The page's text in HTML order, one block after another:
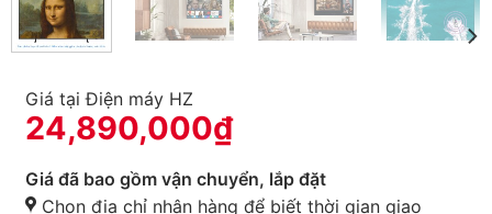
Giá tại Điện máy HZ
24,890,000₫
Giá đã bao gồm vận chuyển, lắp đặt
Chọn địa chỉ nhận hàng để biết thời gian giao